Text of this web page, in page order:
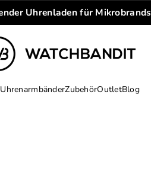
Uhrenladen für Mikrobrands
UhrenarmbänderZubehörOutletBlog